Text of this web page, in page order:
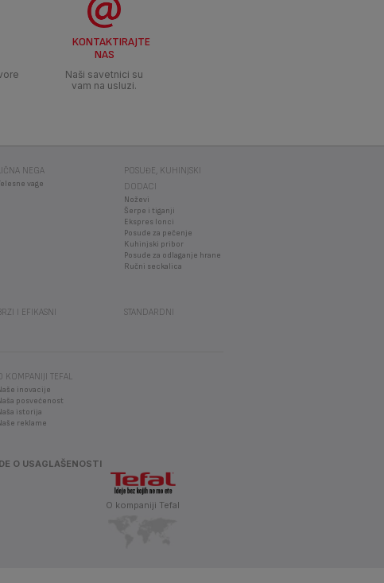
KONTAKTIRAJTE
NAS
Naši savetnici su
vam na usluzi.
NEGA
vage
POSUĐE, KUHINJSKI
DODACI
Noževi
Šerpe i tiganji
Ekspres lonci
Posude za pečenje
Kuhinjski pribor
Posude za odlaganje hrane
Ručni seckalica
I EFIKASNI STANDARDNI
KOMPANIJI TEFAL
inovacije
posvećenost
istorija
reklame
O USAGLAŠENOSTI
O kompaniji Tefal